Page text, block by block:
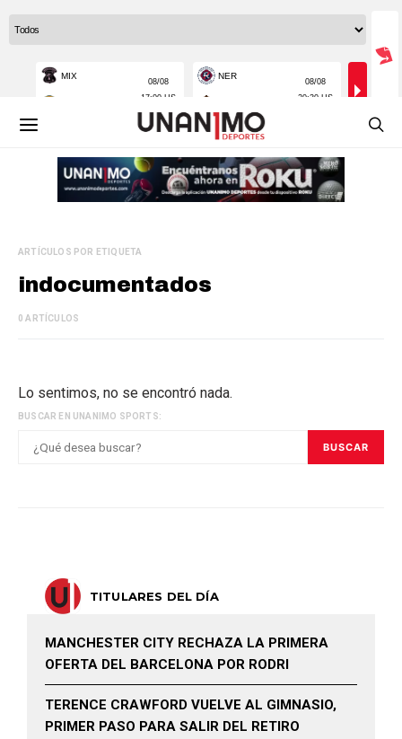
ARTÍCULOS POR ETIQUETA
indocumentados
0 ARTÍCULOS
Lo sentimos, no se encontró nada.
BUSCAR EN UNANIMO SPORTS:
BUSCAR
TITULARES DEL DÍA
MANCHESTER CITY RECHAZA LA PRIMERA
OFERTA DEL BARCELONA POR RODRI
TERENCE CRAWFORD VUELVE AL GIMNASIO,
PRIMER PASO PARA SALIR DEL RETIRO